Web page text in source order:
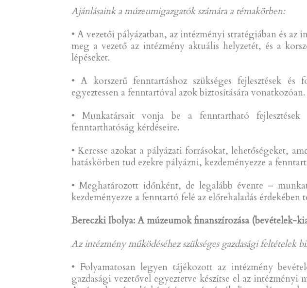
Ajánlásaink a múzeumigazgatók számára a témakörben:
• A vezetői pályázatban, az intézményi stratégiában és
meg a vezető az intézmény aktuális helyzetét, és a
lépéseket.
• A korszerű fenntartáshoz szükséges fejlesztések és
egyeztessen a fenntartóval azok biztosítására vonatkozóan.
• Munkatársait vonja be a fenntartható
fenntarthatóság kérdéseire.
• Keresse azokat a pályázati forrásokat, lehetőségeket,
hatáskörben tud ezekre pályázni, kezdeményezze a
• Meghatározott időnként, de legalább évente –
kezdeményezze a fenntartó felé az előrehaladás érdekében
Bereczki Ibolya: A múzeumok finanszírozása (bevételek-
Az intézmény működéséhez szükséges gazdasági feltételek
• Folyamatosan legyen tájékozott az intézmény
gazdasági vezetővel egyeztetve készítse el az intézményi